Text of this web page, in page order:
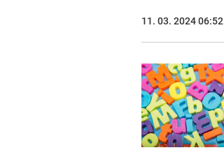
11. 03. 2024